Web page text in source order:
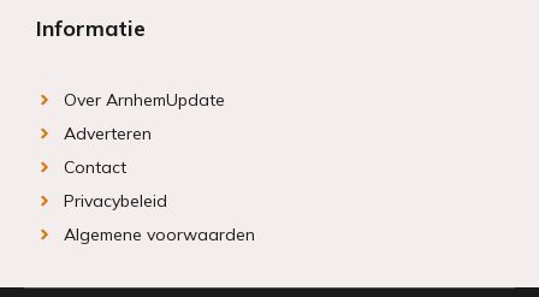
Informatie
Over ArnhemUpdate
Adverteren
Contact
Privacybeleid
Algemene voorwaarden